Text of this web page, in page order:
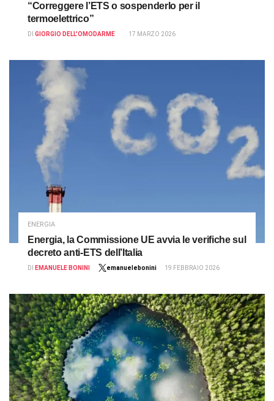
“Correggere l’ETS o sospenderlo per il
termoelettrico”
DI GIORGIO DELL'OMODARME 17 MARZO 2026
ENERGIA
Energia, la Commissione UE avvia le verifiche sul
decreto anti-ETS dell’Italia
DI EMANUELE BONINI emanuelebonini 19 FEBBRAIO 2026